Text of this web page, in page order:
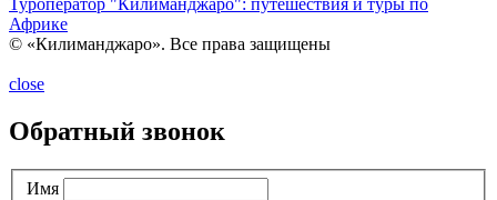
Туроператор "Килиманджаро": путешествия и туры по
Африке
© «Килиманджаро». Все права защищены
close
Обратный звонок
Имя